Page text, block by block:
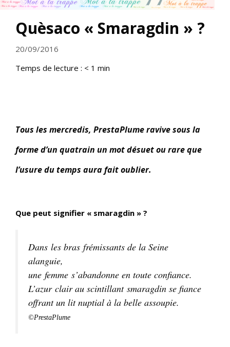
Quèsaco « Smaragdin » ?
20/09/2016
Temps de lecture : < 1 min
Tous les mercredis, PrestaPlume ravive sous la
forme d’un quatrain un mot désuet ou rare que
l’usure du temps aura fait oublier.
Que peut signifier « smaragdin » ?
Dans les bras frémissants de la Seine
alanguie,
une femme s’abandonne en toute confiance.
L’azur clair au scintillant smaragdin se fiance
offrant un lit nuptial à la belle assoupie.
©PrestaPlume